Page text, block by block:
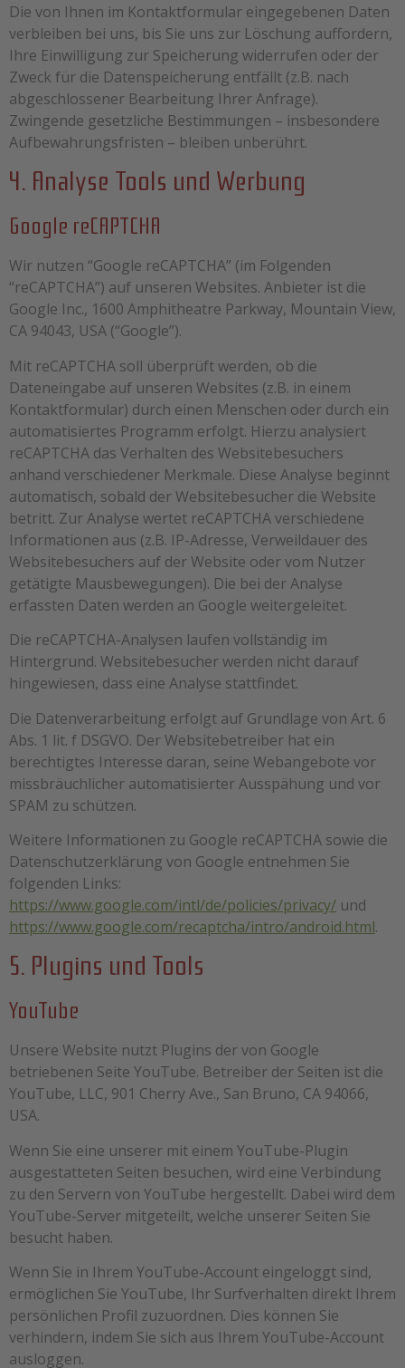
Die von Ihnen im Kontaktformular eingegebenen Daten
verbleiben bei uns, bis Sie uns zur Löschung auffordern,
Ihre Einwilligung zur Speicherung widerrufen oder der
Zweck für die Datenspeicherung entfällt (z.B. nach
abgeschlossener Bearbeitung Ihrer Anfrage).
Zwingende gesetzliche Bestimmungen – insbesondere
Aufbewahrungsfristen – bleiben unberührt.
4. Analyse Tools und Werbung
Google reCAPTCHA
Wir nutzen “Google reCAPTCHA” (im Folgenden
“reCAPTCHA”) auf unseren Websites. Anbieter ist die
Google Inc., 1600 Amphitheatre Parkway, Mountain View,
CA 94043, USA (“Google”).
Mit reCAPTCHA soll überprüft werden, ob die
Dateneingabe auf unseren Websites (z.B. in einem
Kontaktformular) durch einen Menschen oder durch ein
automatisiertes Programm erfolgt. Hierzu analysiert
reCAPTCHA das Verhalten des Websitebesuchers
anhand verschiedener Merkmale. Diese Analyse beginnt
automatisch, sobald der Websitebesucher die Website
betritt. Zur Analyse wertet reCAPTCHA verschiedene
Informationen aus (z.B. IP-Adresse, Verweildauer des
Websitebesuchers auf der Website oder vom Nutzer
getätigte Mausbewegungen). Die bei der Analyse
erfassten Daten werden an Google weitergeleitet.
Die reCAPTCHA-Analysen laufen vollständig im
Hintergrund. Websitebesucher werden nicht darauf
hingewiesen, dass eine Analyse stattfindet.
Die Datenverarbeitung erfolgt auf Grundlage von Art. 6
Abs. 1 lit. f DSGVO. Der Websitebetreiber hat ein
berechtigtes Interesse daran, seine Webangebote vor
missbräuchlicher automatisierter Ausspähung und vor
SPAM zu schützen.
Weitere Informationen zu Google reCAPTCHA sowie die
Datenschutzerklärung von Google entnehmen Sie
folgenden Links:
https://www.google.com/intl/de/policies/privacy/ und
https://www.google.com/recaptcha/intro/android.html.
5. Plugins und Tools
YouTube
Unsere Website nutzt Plugins der von Google
betriebenen Seite YouTube. Betreiber der Seiten ist die
YouTube, LLC, 901 Cherry Ave., San Bruno, CA 94066,
USA.
Wenn Sie eine unserer mit einem YouTube-Plugin
ausgestatteten Seiten besuchen, wird eine Verbindung
zu den Servern von YouTube hergestellt. Dabei wird dem
YouTube-Server mitgeteilt, welche unserer Seiten Sie
besucht haben.
Wenn Sie in Ihrem YouTube-Account eingeloggt sind,
ermöglichen Sie YouTube, Ihr Surfverhalten direkt Ihrem
persönlichen Profil zuzuordnen. Dies können Sie
verhindern, indem Sie sich aus Ihrem YouTube-Account
ausloggen.